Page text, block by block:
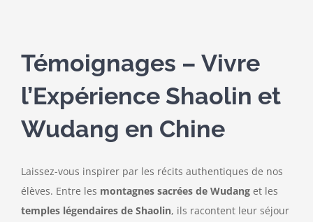
Témoignages – Vivre
l’Expérience Shaolin et
Wudang en Chine
Laissez-vous inspirer par les récits authentiques de nos
élèves. Entre les montagnes sacrées de Wudanget les
temples légendaires de Shaolin, ils racontent leur séjour